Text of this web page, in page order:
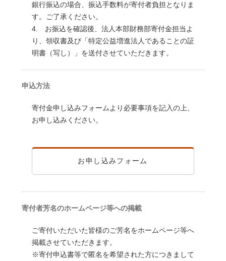
銀行振込の場合、振込手数料が寄付者負担となりま
す。ご了承ください。
4. お振込を確認後、法人本部財務部寄付金担当よ
り、領収書及び「特定公益増進法人であることの証
明書（写し）」を送付させていただきます。
申込方法
寄付金申し込みフォームより必要事項を記入の上、
お申し込みください。
お申し込みフォーム
寄付者芳名のホームページ等への掲載
ご寄付いただいた皆様のご芳名をホームページ等へ
掲載させていただきます。
※寄付申込書等で匿名を希望された方につきまして